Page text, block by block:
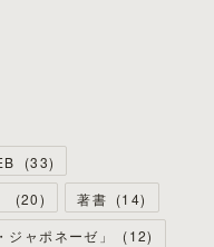
(33)
(20) 著書 (14)
ジャポネーゼ」 (12)